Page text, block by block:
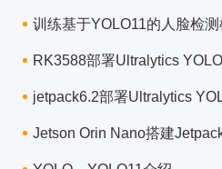
训练基于YOLO11的人脸检
RK3588部署Ultralytics
jetpack6.2部署Ultralytics
Jetson Orin Nano搭建